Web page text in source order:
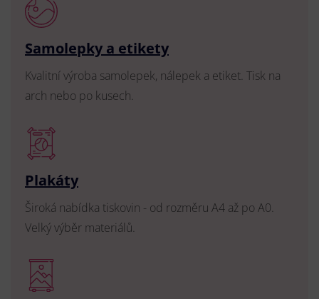
Samolepky a etikety
Kvalitní výroba samolepek, nálepek a etiket. Tisk na
arch nebo po kusech.
Plakáty
Široká nabídka tiskovin - od rozměru A4 až po A0.
Velký výběr materiálů.